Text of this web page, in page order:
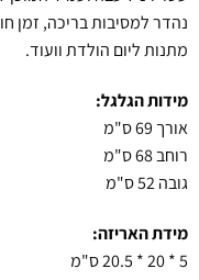
נהדר למסיבות בריכה, זמן
מתנות ליום הולדת וועוד.
מידות הגלגל:
אורך 69 ס"מ
רוחב 68 ס"מ
גובה 52 ס"מ
מידת האריזה:
5 * 20 * 20.5 ס"מ